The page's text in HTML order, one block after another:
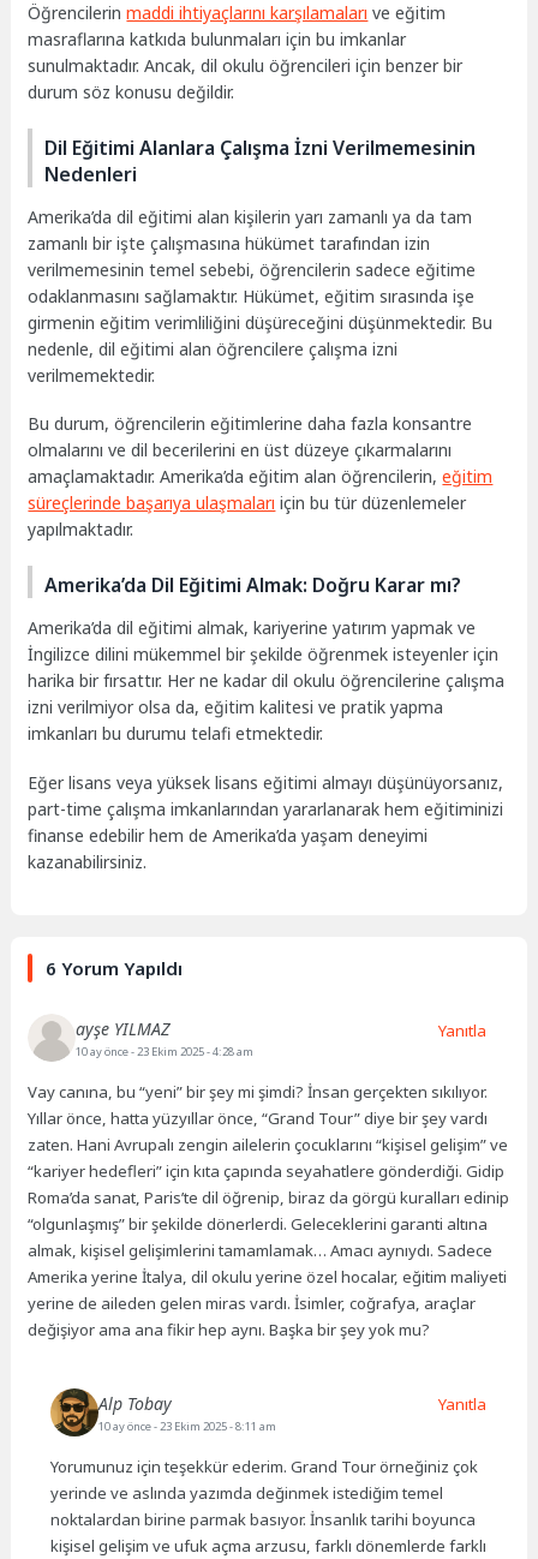
Öğrencilerinmaddi ihtiyaçlarını karşılamaları ve eğitim
masraflarına katkıda bulunmaları için bu imkanlar
sunulmaktadır. Ancak, dil okulu öğrencileri için benzer bir
durum söz konusu değildir.
Dil Eğitimi Alanlara Çalışma İzni Verilmemesinin
Nedenleri
Amerika’da dil eğitimi alan kişilerin yarı zamanlı ya da tam
zamanlı bir işte çalışmasına hükümet tarafından izin
verilmemesinin temel sebebi, öğrencilerin sadece eğitime
odaklanmasını sağlamaktır. Hükümet, eğitim sırasında işe
girmenin eğitim verimliliğini düşüreceğini düşünmektedir. Bu
nedenle, dil eğitimi alan öğrencilere çalışma izni
verilmemektedir.
Bu durum, öğrencilerin eğitimlerine daha fazla konsantre
olmalarını ve dil becerilerini en üst düzeye çıkarmalarını
amaçlamaktadır. Amerika’da eğitim alan öğrencilerin,eğitim
süreçlerinde başarıya ulaşmaları için bu tür düzenlemeler
yapılmaktadır.
Amerika’da Dil Eğitimi Almak: Doğru Karar mı?
Amerika’da dil eğitimi almak, kariyerine yatırım yapmak ve
İngilizce dilini mükemmel bir şekilde öğrenmek isteyenler için
harika bir fırsattır. Her ne kadar dil okulu öğrencilerine çalışma
izni verilmiyor olsa da, eğitim kalitesi ve pratik yapma
imkanları bu durumu telafi etmektedir.
Eğer lisans veya yüksek lisans eğitimi almayı düşünüyorsanız,
part-time çalışma imkanlarından yararlanarak hem eğitiminizi
finanse edebilir hem de Amerika’da yaşam deneyimi
kazanabilirsiniz.
6 Yorum Yapıldı
ayşe YILMAZ
10 ay önce- 23 Ekim 2025 - 4:28 am
Vay canına, bu “yeni” bir şey mi şimdi? İnsan gerçekten sıkılıyor.
Yıllar önce, hatta yüzyıllar önce, “Grand Tour” diye bir şey vardı
zaten. Hani Avrupalı zengin ailelerin çocuklarını “kişisel gelişim” ve
“kariyer hedefleri” için kıta çapında seyahatlere gönderdiği. Gidip
Roma’da sanat, Paris’te dil öğrenip, biraz da görgü kuralları edinip
“olgunlaşmış” bir şekilde dönerlerdi. Geleceklerini garanti altına
almak, kişisel gelişimlerini tamamlamak… Amacı aynıydı. Sadece
Amerika yerine İtalya, dil okulu yerine özel hocalar, eğitim maliyeti
yerine de aileden gelen miras vardı. İsimler, coğrafya, araçlar
değişiyor ama ana fikir hep aynı. Başka bir şey yok mu?
Yanıtla
Alp Tobay
10 ay önce- 23 Ekim 2025 - 8:11 am
Yorumunuz için teşekkür ederim. Grand Tour örneğiniz çok
yerinde ve aslında yazımda değinmek istediğim temel
noktalardan birine parmak basıyor. İnsanlık tarihi boyunca
kişisel gelişim ve ufuk açma arzusu, farklı dönemlerde farklı
Yanıtla